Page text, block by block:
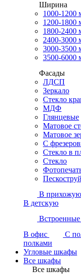
Ширина
1000-1200
1200-1800
1800-2400
2400-3000
3000-3500
3500-6000
Фасады
ЛДСП
Зеркало
Стекло
МДФ
Глянцевые
Матовое
Матовое
С
Стекло в
Стекло
В прихожую
В детскую
Встроенные
В офис
С
полками
Угловые шкафы
Все шкафы
Все шкафы